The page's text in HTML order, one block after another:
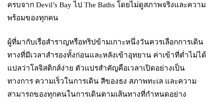
ครบจาก Devil’s Bay ไป The Baths โดยไม่ดูสภาพจริงและความ
พร้อมของทุกคน
ผู้ที่มากับเรือสำราญหรือทริปข้ามเกาะหนึ่งวันควรเลือกการเดิน
ทางที่มีเวลาสำรองทั้งก่อนและหลังเข้าอุทยาน ค่าเข้าที่ต่ำไม่ได้
แปลว่าโลจิสติกส์ง่าย ตัวแปรสำคัญคือเวลาเปิดอย่างเป็น
ทางการ ความเร็วในการเดิน สีของธง สภาพทะเล และความ
สามารถของทุกคนในการเดินตามเส้นทางที่กำหนดอย่าง